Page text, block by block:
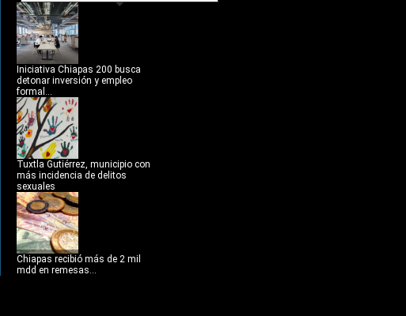
Iniciativa Chiapas 200 busca
detonar inversión y empleo
formal...
Tuxtla Gutiérrez, municipio con
más incidencia de delitos
sexuales
Chiapas recibió más de 2 mil
mdd en remesas...